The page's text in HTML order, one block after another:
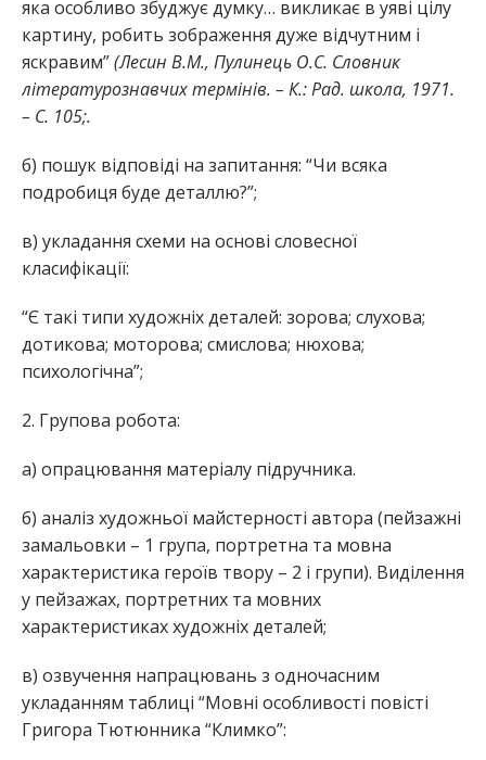
яка особливо збуджує думку… викликає в уяві цілу
картину, робить зображення дуже відчутним і
яскравим”(Лесин В.М., Пулинець О.С. Словник
літературознавчих термінів. – К.: Рад. школа, 1971.
– С. 105;.
б) пошук відповіді на запитання: “Чи всяка
подробиця буде деталлю?”;
в) укладання схеми на основі словесної
класифікації:
“Є такі типи художніх деталей: зорова; слухова;
дотикова; моторова; смислова; нюхова;
психологічна”;
2. Групова робота:
а) опрацювання матеріалу підручника.
б) аналіз художньої майстерності автора (пейзажні
замальовки – 1 група, портретна та мовна
характеристика героїв твору – 2 і групи). Виділення
у пейзажах, портретних та мовних
характеристиках художніх деталей;
в) озвучення напрацювань з одночасним
укладанням таблиці “Мовні особливості повісті
Григора Тютюнника “Климко”: